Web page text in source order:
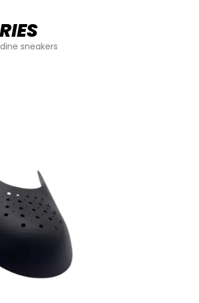
sneakers